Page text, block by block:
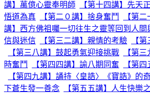
講】萬億心靈奉明師
【第十四講】先天
悟道為真
【第二０講】捨身奮鬥 【第
講】西方佛祖囑一切往生之靈等回到人間
信與迷信
【第三二講】親情的考驗 【
【第三八講】鼓起勇氣迎接挑戰
【第
時奮鬥
【第四四講】諭八期同奮 【第
【第四九講】誦持〈皇誥〉《寶誥》的
下蒼生發一善念
【第五五講】人生快樂